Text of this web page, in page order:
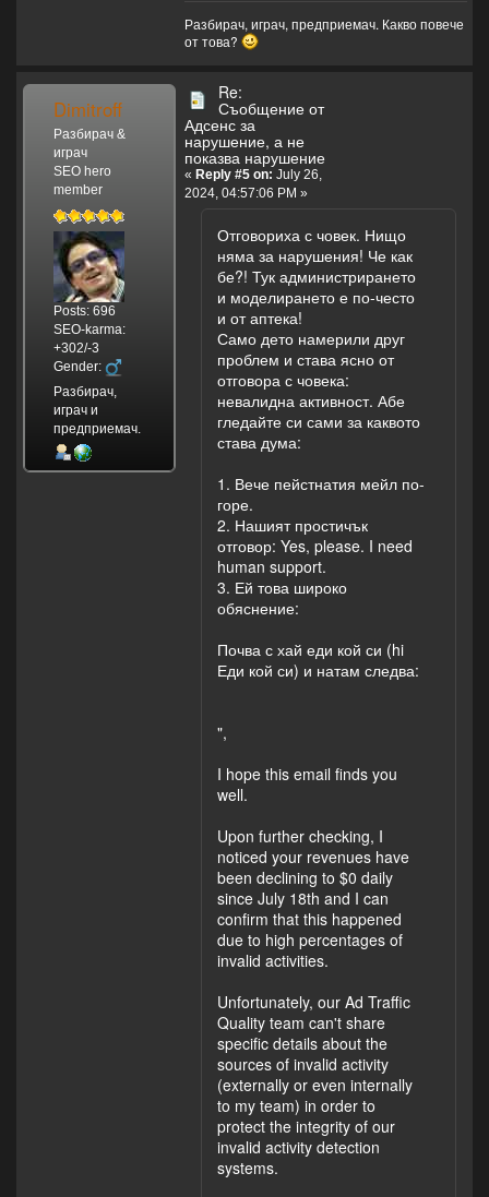
Разбирач, играч, предприемач. Какво повече
от това?
Dimitroff
Разбирач &
играч
SEO hero
member
Posts: 696
SEO-karma:
+302/-3
Gender:
Разбирач,
играч и
предприемач.
Re:
Съобщение от
Адсенс за
нарушение, а не
показва нарушение
« Reply #5 on: July 26,
2024, 04:57:06 PM »
Отговориха с човек. Нищо
няма за нарушения! Че как
бе?! Тук администрирането
и моделирането е по-често
и от аптека!
Само дето намерили друг
проблем и става ясно от
отговора с човека:
невалидна активност. Абе
гледайте си сами за каквото
става дума:
1. Вече пейстнатия мейл по-
горе.
2. Нашият простичък
отговор: Yes, please. I need
human support.
3. Ей това широко
обяснение:
Почва с хай еди кой си (hi
Еди кой си) и натам следва:
",
I hope this email finds you
well.
Upon further checking, I
noticed your revenues have
been declining to $0 daily
since July 18th and I can
confirm that this happened
due to high percentages of
invalid activities.
Unfortunately, our Ad Traffic
Quality team can't share
specific details about the
sources of invalid activity
(externally or even internally
to my team) in order to
protect the integrity of our
invalid activity detection
systems.